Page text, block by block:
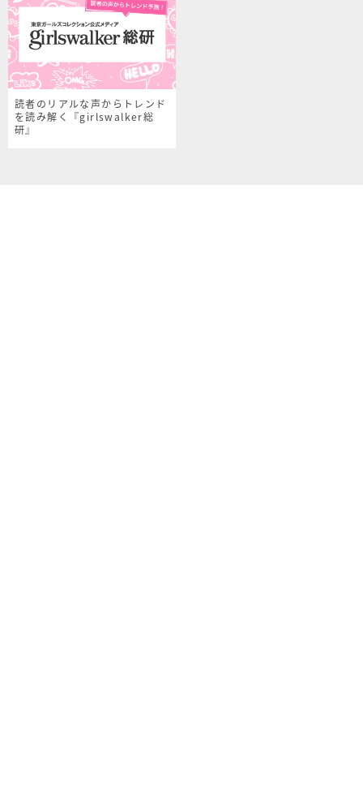
読者のリアルな声からトレンド
を読み解く『girlswalker総
研』